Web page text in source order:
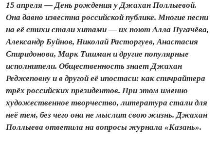
15 апреля — День рождения у Джахан Поллыевой.
Она давно известна российской публике. Многие песни
на её стихи стали хитами — их поют Алла Пугачёва,
Александр Буйнов, Николай Расторгуев, Анастасия
Спиридонова, Марк Тишман и другие популярные
исполнители. Общественность знает Джахан
Реджеповну и в другой её ипостаси: как спичрайтера
трёх российских президентов. При этом именно
художественное творчество, литература стали для
неё тем, без чего она не мыслит свою жизнь. Джахан
Поллыева ответила на вопросы журнала «Казань».